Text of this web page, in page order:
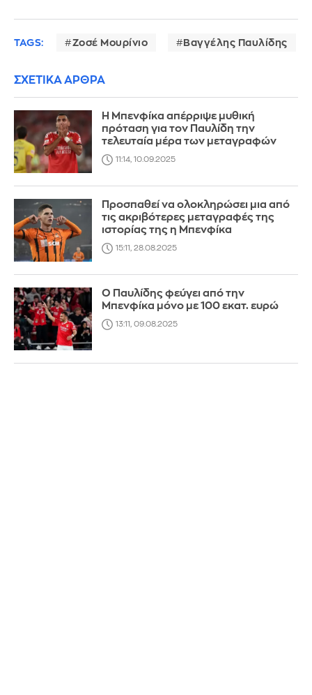
TAGS: Ζοσέ Μουρίνιο Βαγγέλης Παυλίδης
ΣΧΕΤΙΚΑ ΑΡΘΡΑ
Η Μπενφίκα απέρριψε μυθική
πρόταση για τον Παυλίδη την
τελευταία μέρα των μεταγραφών
11:14, 10.09.2025
Προσπαθεί να ολοκληρώσει μια από
τις ακριβότερες μεταγραφές της
ιστορίας της η Μπενφίκα
15:11, 28.08.2025
Ο Παυλίδης φεύγει από την
Μπενφίκα μόνο με 100 εκατ. ευρώ
13:11, 09.08.2025